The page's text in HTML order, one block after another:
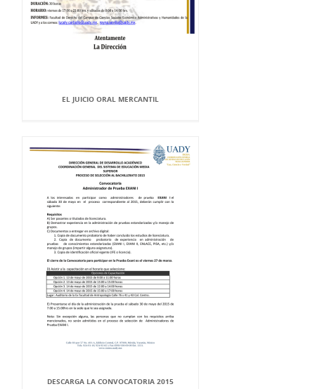
EL JUICIO ORAL MERCANTIL
DESCARGA LA CONVOCATORIA 2015